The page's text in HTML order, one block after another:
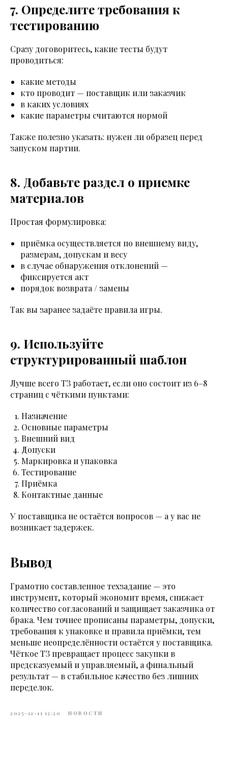
7. Определите требования к
тестированию
Сразу договоритесь, какие тесты будут
проводиться:
какие методы
кто проводит — поставщик или заказчик
в каких условиях
какие параметры считаются нормой
Также полезно указать: нужен ли образец перед
запуском партии.
8. Добавьте раздел о приемке
материалов
Простая формулировка:
приёмка осуществляется по внешнему виду,
размерам, допускам и весу
в случае обнаружения отклонений —
фиксируется акт
порядок возврата / замены
Так вы заранее задаёте правила игры.
9. Используйте
структурированный шаблон
Лучше всего ТЗ работает, если оно состоит из 6–8
страниц с чёткими пунктами:
Назначение
Основные параметры
Внешний вид
Допуски
Маркировка и упаковка
Тестирование
Приёмка
Контактные данные
У поставщика не остаётся вопросов — а у вас не
возникает задержек.
Вывод
Грамотно составленное техзадание — это
инструмент, который экономит время, снижает
количество согласований и защищает заказчика от
брака. Чем точнее прописаны параметры, допуски,
требования к упаковке и правила приёмки, тем
меньше неопределённости остаётся у поставщика.
Чёткое ТЗ превращает процесс закупки в
предсказуемый и управляемый, а финальный
результат — в стабильное качество без лишних
переделок.
2025-12-11 13:20 НОВОСТИ